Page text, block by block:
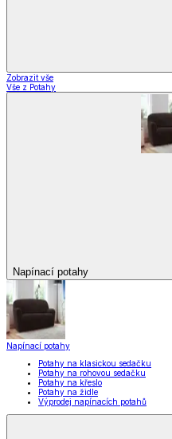
Zobrazit vše
Vše z Potahy
Napínací potahy
Napínací potahy
Potahy na klasickou sedačku
Potahy na rohovou sedačku
Potahy na křeslo
Potahy na židle
Výprodej napínacích potahů